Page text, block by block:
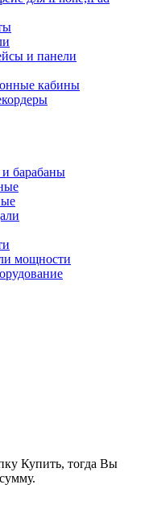
и панели
кабины
барабаны
мощности
Купить, тогда Вы